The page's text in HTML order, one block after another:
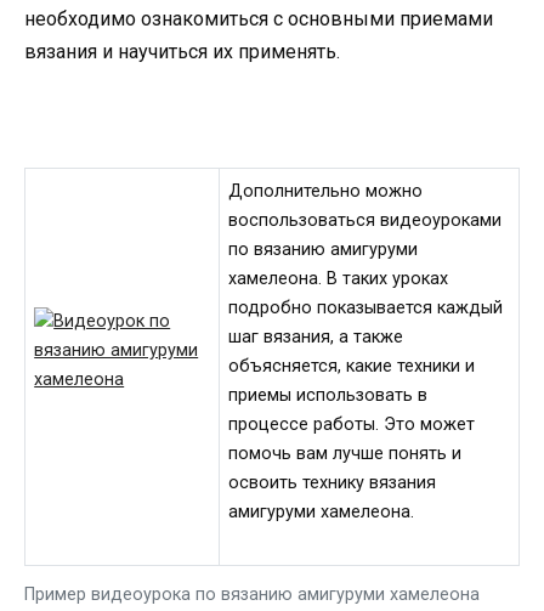
необходимо ознакомиться с основными приемами
вязания и научиться их применять.
Пример видеоурока по вязанию амигуруми хамелеона
Дополнительно можно
воспользоваться видеоуроками
по вязанию амигуруми
хамелеона. В таких уроках
подробно показывается каждый
шаг вязания, а также
объясняется, какие техники и
приемы использовать в
процессе работы. Это может
помочь вам лучше понять и
освоить технику вязания
амигуруми хамелеона.